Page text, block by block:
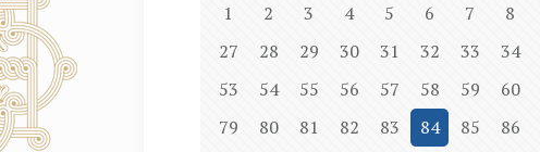
1 2 3 4 5 6 7 8
27
28 29 30 31 32 33 34
53
54 55 56 57 58 59 60
79
80 81 82 83 84 85 86